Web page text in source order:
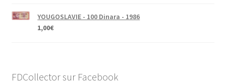
YOUGOSLAVIE - 100 Dinara - 1986
1,00€
FDCollector sur Facebook